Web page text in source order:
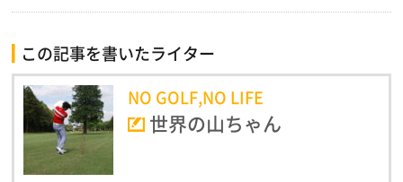
この記事を書いたライター
NO GOLF,NO LIFE
世界の山ちゃん